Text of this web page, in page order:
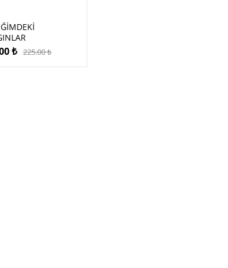
225.00₺
₺